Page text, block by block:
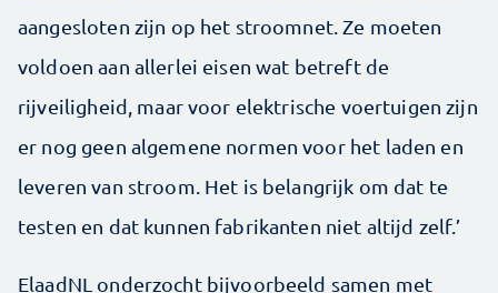
aangesloten zijn op het stroomnet. Ze moeten
voldoen aan allerlei eisen wat betreft de
rijveiligheid, maar voor elektrische voertuigen zijn
er nog geen algemene normen voor het laden en
leveren van stroom. Het is belangrijk om dat te
testen en dat kunnen fabrikanten niet altijd zelf.’
ElaadNL onderzocht bijvoorbeeld samen met